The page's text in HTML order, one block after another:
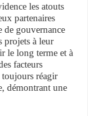
les atouts
partenaires
de gouvernance
projets à leur
le long terme et à
facteurs
toujours réagir
démontrant une